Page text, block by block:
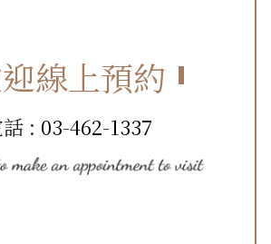
線上預約
: 03-462-1337